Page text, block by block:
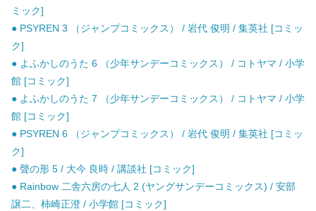
ミック]
● PSYREN 3 （ジャンプコミックス） / 岩代 俊明 / 集英社 [コミッ
ク]
● よふかしのうた 6 （少年サンデーコミックス） / コトヤマ / 小学
館 [コミック]
● よふかしのうた 7 （少年サンデーコミックス） / コトヤマ / 小学
館 [コミック]
● PSYREN 6 （ジャンプコミックス） / 岩代 俊明 / 集英社 [コミッ
ク]
● 聲の形 5 / 大今 良時 / 講談社 [コミック]
● Rainbow 二舎六房の七人 2 (ヤングサンデーコミックス) / 安部
譲二、柿崎正澄 / 小学館 [コミック]